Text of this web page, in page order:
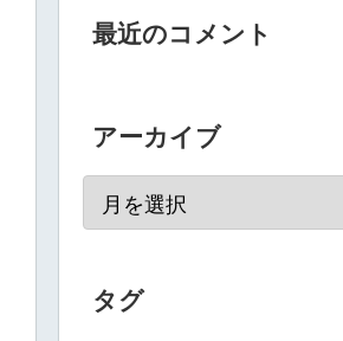
最近のコメント
アーカイブ
タグ